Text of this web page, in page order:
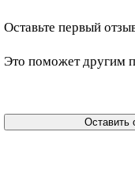
Оставьте первый
Это поможет другим
Оставить